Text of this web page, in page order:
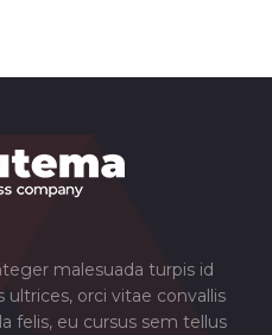
malesuada turpis id
ultrices, orci vitae convallis
felis, eu cursus sem tellus